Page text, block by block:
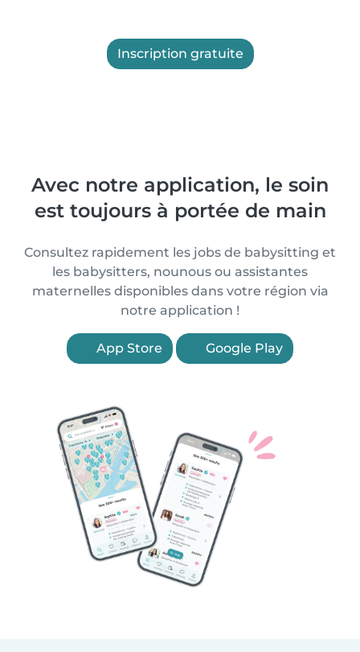
Inscription gratuite
Avec notre application, le soin
est toujours à portée de main
Consultez rapidement les jobs de babysitting et
les babysitters, nounous ou assistantes
maternelles disponibles dans votre région via
notre application !
App Store Google Play